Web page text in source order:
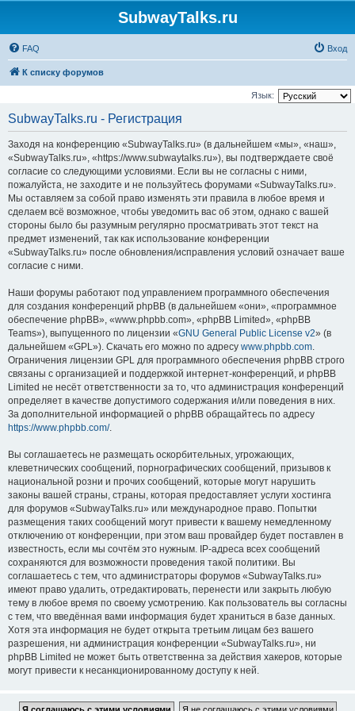
SubwayTalks.ru
FAQ Вход
К списку форумов
Язык:
SubwayTalks.ru - Регистрация
Заходя на конференцию «SubwayTalks.ru» (в дальнейшем «мы», «наш»,
«SubwayTalks.ru», «https://www.subwaytalks.ru»), вы подтверждаете своё
согласие со следующими условиями. Если вы не согласны с ними,
пожалуйста, не заходите и не пользуйтесь форумами «SubwayTalks.ru».
Мы оставляем за собой право изменять эти правила в любое время и
сделаем всё возможное, чтобы уведомить вас об этом, однако с вашей
стороны было бы разумным регулярно просматривать этот текст на
предмет изменений, так как использование конференции
«SubwayTalks.ru» после обновления/исправления условий означает ваше
согласие с ними.
Наши форумы работают под управлением программного обеспечения
для создания конференций phpBB (в дальнейшем «они», «программное
обеспечение phpBB», «www.phpbb.com», «phpBB Limited», «phpBB
Teams»), выпущенного по лицензии «GNU General Public License v2» (в
дальнейшем «GPL»). Скачать его можно по адресу www.phpbb.com.
Ограничения лицензии GPL для программного обеспечения phpBB строго
связаны с организацией и поддержкой интернет-конференций, и phpBB
Limited не несёт ответственности за то, что администрация конференций
определяет в качестве допустимого содержания и/или поведения в них.
За дополнительной информацией о phpBB обращайтесь по адресу
https://www.phpbb.com/.
Вы соглашаетесь не размещать оскорбительных, угрожающих,
клеветнических сообщений, порнографических сообщений, призывов к
национальной розни и прочих сообщений, которые могут нарушить
законы вашей страны, страны, которая предоставляет услуги хостинга
для форумов «SubwayTalks.ru» или международное право. Попытки
размещения таких сообщений могут привести к вашему немедленному
отключению от конференции, при этом ваш провайдер будет поставлен в
известность, если мы сочтём это нужным. IP-адреса всех сообщений
сохраняются для возможности проведения такой политики. Вы
соглашаетесь с тем, что администраторы форумов «SubwayTalks.ru»
имеют право удалить, отредактировать, перенести или закрыть любую
тему в любое время по своему усмотрению. Как пользователь вы согласны
с тем, что введённая вами информация будет храниться в базе данных.
Хотя эта информация не будет открыта третьим лицам без вашего
разрешения, ни администрация конференции «SubwayTalks.ru», ни
phpBB Limited не может быть ответственна за действия хакеров, которые
могут привести к несанкционированному доступу к ней.